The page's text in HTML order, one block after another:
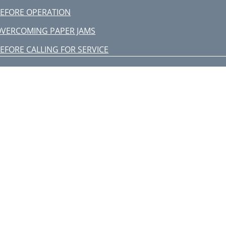
OPERATION
PAPER JAMS
CALLING FOR SERVICE